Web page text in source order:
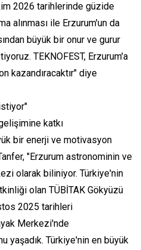
2026 tarihlerinde güzide
alınması ile Erzurum'un da
büyük bir onur ve gurur
TEKNOFEST, Erzurum'a
kazandıracaktır" diye
katkı
bir enerji ve motivasyon
"Erzurum astronominin ve
olarak biliniyor. Türkiye'nin
olan TÜBİTAK Gökyüzü
2025 tarihleri
Merkezi'nde
yaşadık. Türkiye'nin en büyük